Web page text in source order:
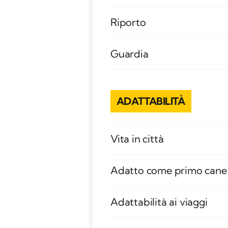
Riporto
Guardia
ADATTABILITÀ
Vita in città
Adatto come primo cane
Adattabilità ai viaggi